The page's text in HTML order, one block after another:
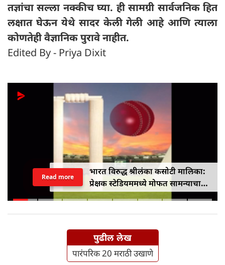
तज्ञांचा सल्ला नक्कीच घ्या. ही सामग्री सार्वजनिक हित
लक्षात घेऊन येथे सादर केली गेली आहे आणि त्याला
कोणतेही वैज्ञानिक पुरावे नाहीत.
Edited By - Priya Dixit
भारत विरुद्ध श्रीलंका कसोटी मालिका:
प्रेक्षक स्टेडियममध्ये मोफत सामन्याचा
आनंद घेऊ शकतात
Read more
पुढील लेख
पारंपरिक 20 मराठी उखाणे